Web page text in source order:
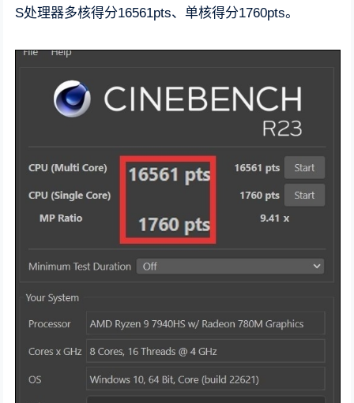
S处理器多核得分16561pts、单核得分1760pts。